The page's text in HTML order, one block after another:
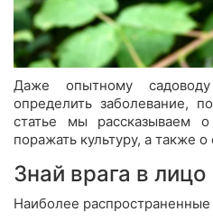
Даже опытному
определить заболевание,
статье мы рассказываем
поражать культуру, а также
Знай врага в лицо
Наиболее распространенные